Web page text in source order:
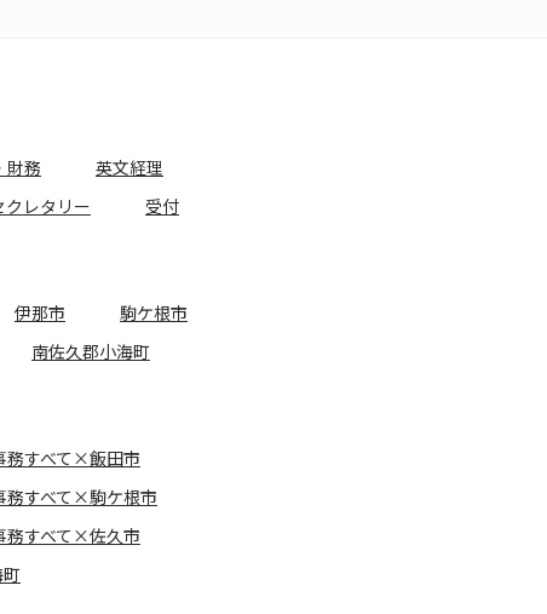
財務
英文経理
クレタリー
受付
伊那市
駒ケ根市
南佐久郡小海町
務すべて×飯田市
務すべて×駒ケ根市
務すべて×佐久市